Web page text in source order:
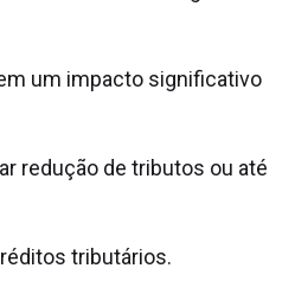
um impacto significativo
redução de tributos ou até
tributários.